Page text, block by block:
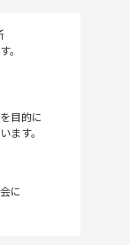
。
目的に
ます。
に